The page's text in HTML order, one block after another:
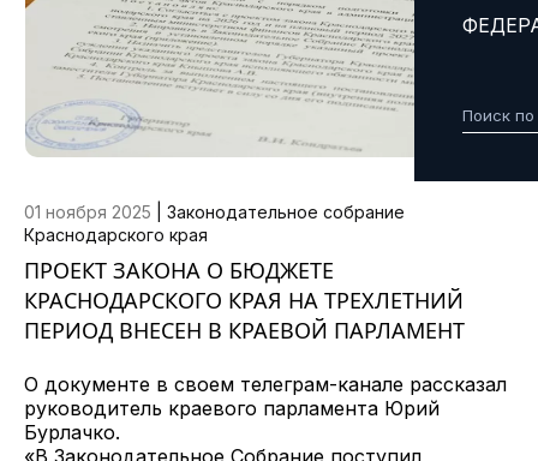
01 ноября 2025
Законодательное собрание
Краснодарского края
ПРОЕКТ ЗАКОНА О БЮДЖЕТЕ
КРАСНОДАРСКОГО КРАЯ НА ТРЕХЛЕТНИЙ
ПЕРИОД ВНЕСЕН В КРАЕВОЙ ПАРЛАМЕНТ
О документе в своем телеграм-канале рассказал
руководитель краевого парламента Юрий
Бурлачко.
«В Законодательное Собрание поступил